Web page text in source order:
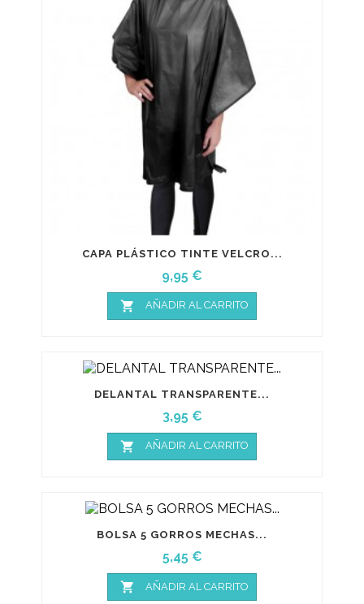
CAPA PLÁSTICO TINTE VELCRO...
Precio
9,95 €
 AÑADIR AL CARRITO
DELANTAL TRANSPARENTE...
Precio
3,95 €
 AÑADIR AL CARRITO
BOLSA 5 GORROS MECHAS...
Precio
5,45 €
 AÑADIR AL CARRITO